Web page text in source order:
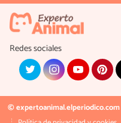
Redes sociales
© expertoanimal.elperiodico.com